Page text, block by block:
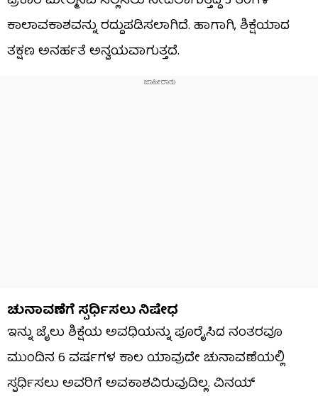
ಕಾಲಾವಕಾಶವನ್ನು ರದ್ದುಪಡಿಸಲಾಗಿದೆ. ಹಾಗಾಗಿ, ಶಿಕ್ಷೆಯಾದ
ತಕ್ಷಣ ಅನರ್ಹತೆ ಅನ್ವಯವಾಗುತ್ತದೆ.
ಚುನಾವಣೆಗೆ ಸ್ಪರ್ಧಿಸಲು ನಿಷೇಧ
ಇನ್ನು ಜೈಲು ಶಿಕ್ಷೆಯ ಅವಧಿಯನ್ನು ಪೂರೈಸಿದ ನಂತರವೂ
ಮುಂದಿನ 6 ವರ್ಷಗಳ ಕಾಲ ಯಾವುದೇ ಚುನಾವಣೆಯಲ್ಲಿ
ಸ್ಪರ್ಧಿಸಲು ಅವರಿಗೆ ಅವಕಾಶವಿರುವುದಿಲ್ಲ. ವಿನಯ್